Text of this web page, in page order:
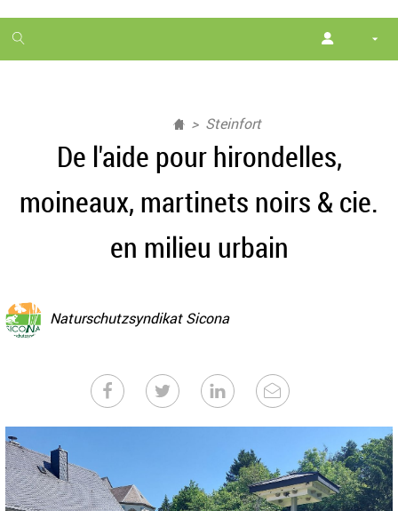
1
month
Steinfort
De l'aide pour hirondelles,
moineaux, martinets noirs & cie.
en milieu urbain
Naturschutzsyndikat Sicona